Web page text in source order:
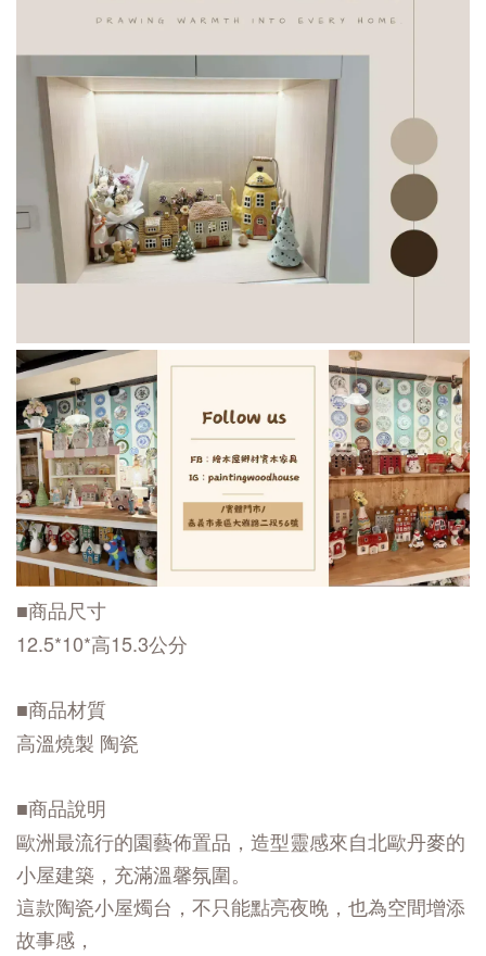
■商品尺寸
12.5*10*高15.3公分
■商品材質
高溫燒製 陶瓷
■商品說明
歐洲最流行的園藝佈置品，造型靈感來自北歐丹麥的
小屋建築，充滿溫馨氛圍。
這款陶瓷小屋燭台，不只能點亮夜晚，也為空間增添
故事感，